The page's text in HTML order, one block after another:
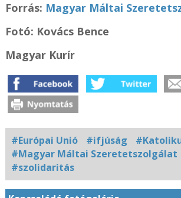
Forrás: Magyar Máltai
Fotó: Kovács Bence
Magyar Kurír
#Európai Unió #ifjúság
#Magyar Máltai Szeretetszolgálat
#szolidaritás